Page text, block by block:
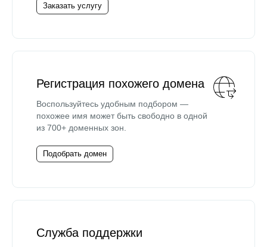
Заказать услугу
Регистрация похожего домена
Воспользуйтесь удобным подбором —
похожее имя может быть свободно в одной
из 700+ доменных зон.
Подобрать домен
Служба поддержки